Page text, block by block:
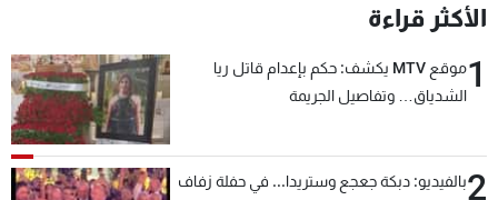
الأكثر قراءة
1
موقع MTV يكشف: حكم بإعدام قاتل ريا
الشدياق… وتفاصيل الجريمة
2بالفيديو: دبكة جعجع وستريدا... في حفلة زفاف